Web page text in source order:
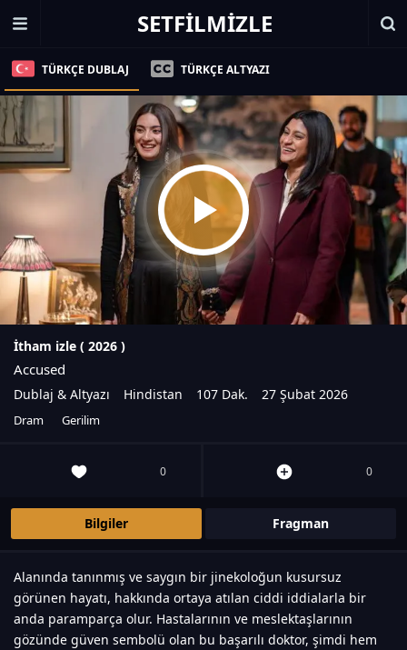
SETFILMIZLE
TÜRKÇE DUBLAJ TÜRKÇE ALTYAZI
İtham izle ( 2026 )
Accused
Dublaj & Altyazı Hindistan 107 Dak. 27 Şubat 2026
Dram Gerilim
0 0
Bilgiler Fragman
Alanında tanınmış ve saygın bir jinekoloğun kusursuz
görünen hayatı, hakkında ortaya atılan ciddi iddialarla bir
anda paramparça olur. Hastalarının ve meslektaşlarının
gözünde güven sembolü olan bu başarılı doktor, şimdi hem